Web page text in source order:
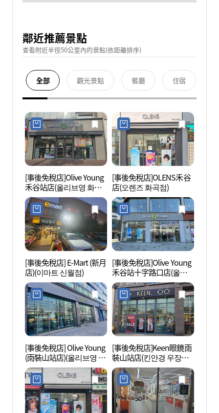
鄰近推薦景點
查看附近半徑50公里內的景點(依距離排序)
全部 觀光景點 餐廳 住宿
[事後免稅店]Olive Young
禾谷站店(올리브영 화곡
역점)
[事後免稅店]OLENS禾谷
店(오렌즈 화곡점)
[事後免稅店] E-Mart (新月
店)(이마트 신월점)
[事後免稅店]Olive Young
禾谷站十字路口店(올리
브영 화곡역사거리점)
[事後免稅店] Olive Young
(雨裝山站店)(올리브영 우
장산역점)
[事後免稅店]Keen眼鏡雨
裝山站店(킨안경 우장산
역점)